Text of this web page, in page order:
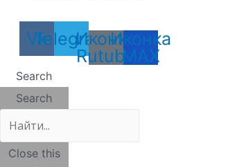
Vk
Telegram
Иконка
Rutube
Иконка
MAX
Search
Search
Close this